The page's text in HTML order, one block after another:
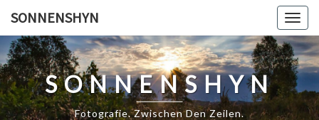
content
SONNENSHYN
SONNENSHYN
Fotografie. Zwischen Den Zeilen.